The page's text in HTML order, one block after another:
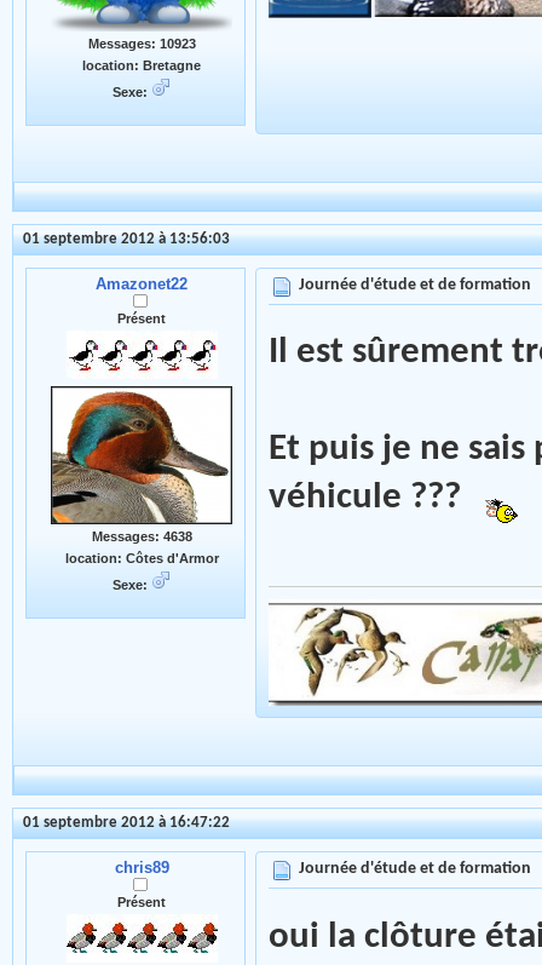
Messages: 10923
location: Bretagne
Sexe:
01 septembre 2012 à 13:56:03
Amazonet22
Présent
Messages: 4638
location: Côtes d'Armor
Sexe:
Journée d'étude et de formation
Il est sûrement
Et puis je ne
véhicule ???
01 septembre 2012 à 16:47:22
chris89
Présent
Journée d'étude et de formation
oui la clôture